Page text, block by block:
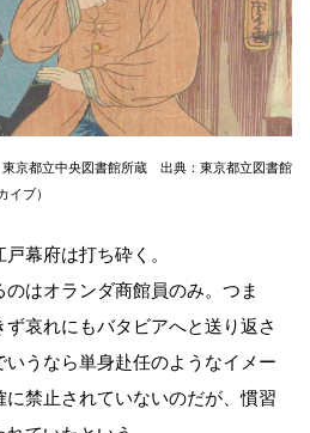
京都立中央図書館所蔵 出典：東京都立図書館
イブ）
幕府は打ち砕く。
はオランダ商館員のみ。つま
哀れにもバタビアへと送り返さ
うなら単身赴任のようなイメー
禁止されていないのだが、慣習